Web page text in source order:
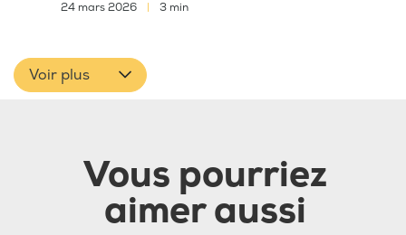
24 mars 2026 3 min
Voir plus
Vous pourriez
aimer aussi